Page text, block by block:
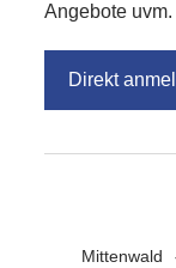
Angebote uvm.
Direkt
Mittenwald